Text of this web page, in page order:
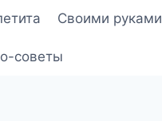
Своими руками
советы